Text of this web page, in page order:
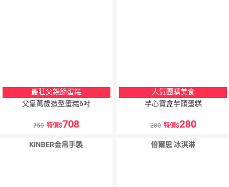
最狂父親節蛋糕
父皇萬歲造型蛋糕6吋
750 特價 708
人氣團購美食
芋心寶盒芋頭蛋糕
280 特價 280
KINBER金帛手製 倍爾思 冰淇淋